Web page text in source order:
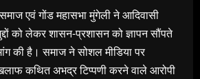
एवं गोंड महासभा मुंगेली ने आदिवासी
को लेकर शासन-प्रशासन को ज्ञापन सौंपते
की है। समाज ने सोशल मीडिया पर
कथित अभद्र टिप्पणी करने वाले आरोपी